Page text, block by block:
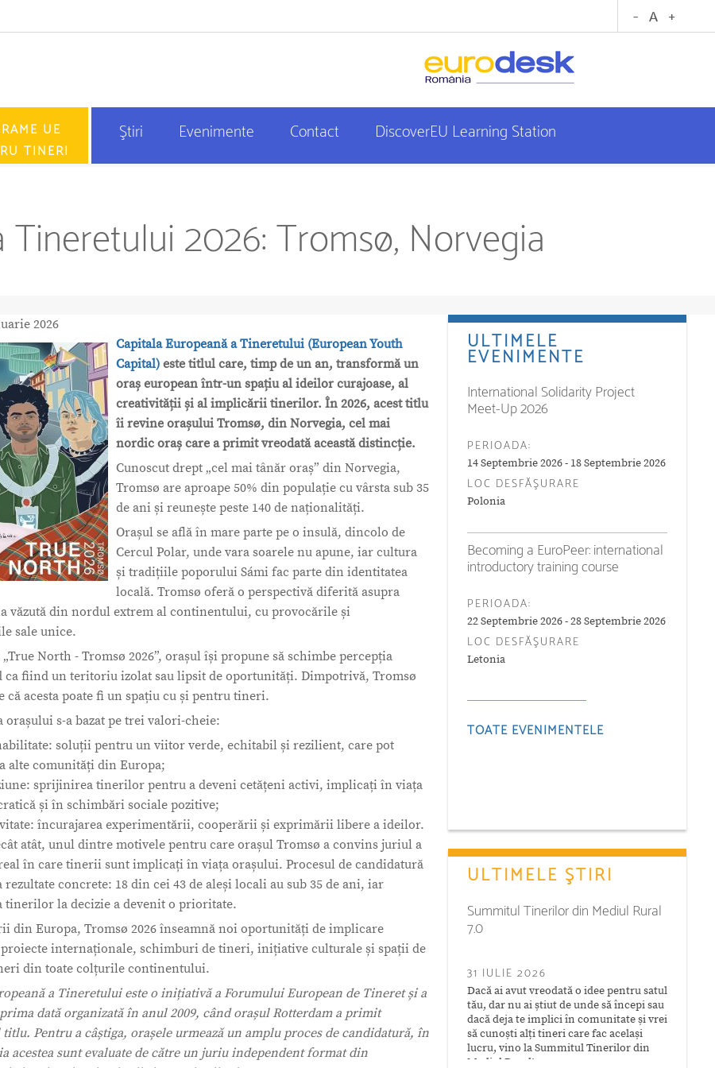
UE
TINERI
Ştiri Evenimente Contact DiscoverEU Learning Station
2026: Tromsø, Norvegia
2026
Capitala Europeană a Tineretului (European Youth
Capital) este titlul care, timp de un an, transformă un
oraș european într-un spațiu al ideilor curajoase, al
creativității și al implicării tinerilor. În 2026, acest titlu
îi revine orașului Tromsø, din Norvegia, cel mai
nordic oraș care a primit vreodată această distincție.
Cunoscut drept „cel mai tânăr oraș” din Norvegia,
Tromsø are aproape 50% din populație cu vârsta sub 35
de ani și reunește peste 140 de naționalități.
Orașul se află în mare parte pe o insulă, dincolo de
Cercul Polar, unde vara soarele nu apune, iar cultura
și tradițiile poporului Sámi fac parte din identitatea
locală. Tromsø oferă o perspectivă diferită asupra
văzută din nordul extrem al continentului, cu provocările și
sale unice.
North - Tromsø 2026”, orașul își propune să schimbe percepția
ca fiind un teritoriu izolat sau lipsit de oportunități. Dimpotrivă, Tromsø
că acesta poate fi un spațiu cu și pentru tineri.
orașului s-a bazat pe trei valori-cheie:
soluții pentru un viitor verde, echitabil și rezilient, care pot
alte comunități din Europa;
sprijinirea tinerilor pentru a deveni cetățeni activi, implicați în viața
și în schimbări sociale pozitive;
încurajarea experimentării, cooperării și exprimării libere a ideilor.
atât, unul dintre motivele pentru care orașul Tromsø a convins juriul a
în care tinerii sunt implicați în viața orașului. Procesul de candidatură
rezultate concrete: 18 din cei 43 de aleși locali au sub 35 de ani, iar
tinerilor la decizie a devenit o prioritate.
din Europa, Tromsø 2026 înseamnă noi oportunități de implicare
proiecte internaționale, schimburi de tineri, inițiative culturale și spații de
din toate colțurile continentului.
a Tineretului este o inițiativă a Forumului European de Tineret și a
dată organizată în anul 2009, când orașul Rotterdam a primit
Pentru a câștiga, orașele urmează un amplu proces de candidatură, în
acestea sunt evaluate de către un juriu independent format din
ULTIMELE
EVENIMENTE
International Solidarity Project
Meet-Up 2026
PERIOADA:
14 Septembrie 2026 - 18 Septembrie 2026
LOC DESFĂŞURARE
Polonia
Becoming a EuroPeer: international
introductory training course
PERIOADA:
22 Septembrie 2026 - 28 Septembrie 2026
LOC DESFĂŞURARE
Letonia
TOATE EVENIMENTELE
ULTIMELE ŞTIRI
Summitul Tinerilor din Mediul Rural
7.0
31 IULIE 2026
Dacă ai avut vreodată o idee pentru satul
tău, dar nu ai știut de unde să începi sau
dacă deja te implici în comunitate și vrei
să cunoști alți tineri care fac același
lucru, vino la Summitul Tinerilor din
Mediul Rural!